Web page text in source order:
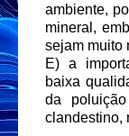
ambiente,
mineral,
sejam muito
E) a
baixa
da
clandestino,